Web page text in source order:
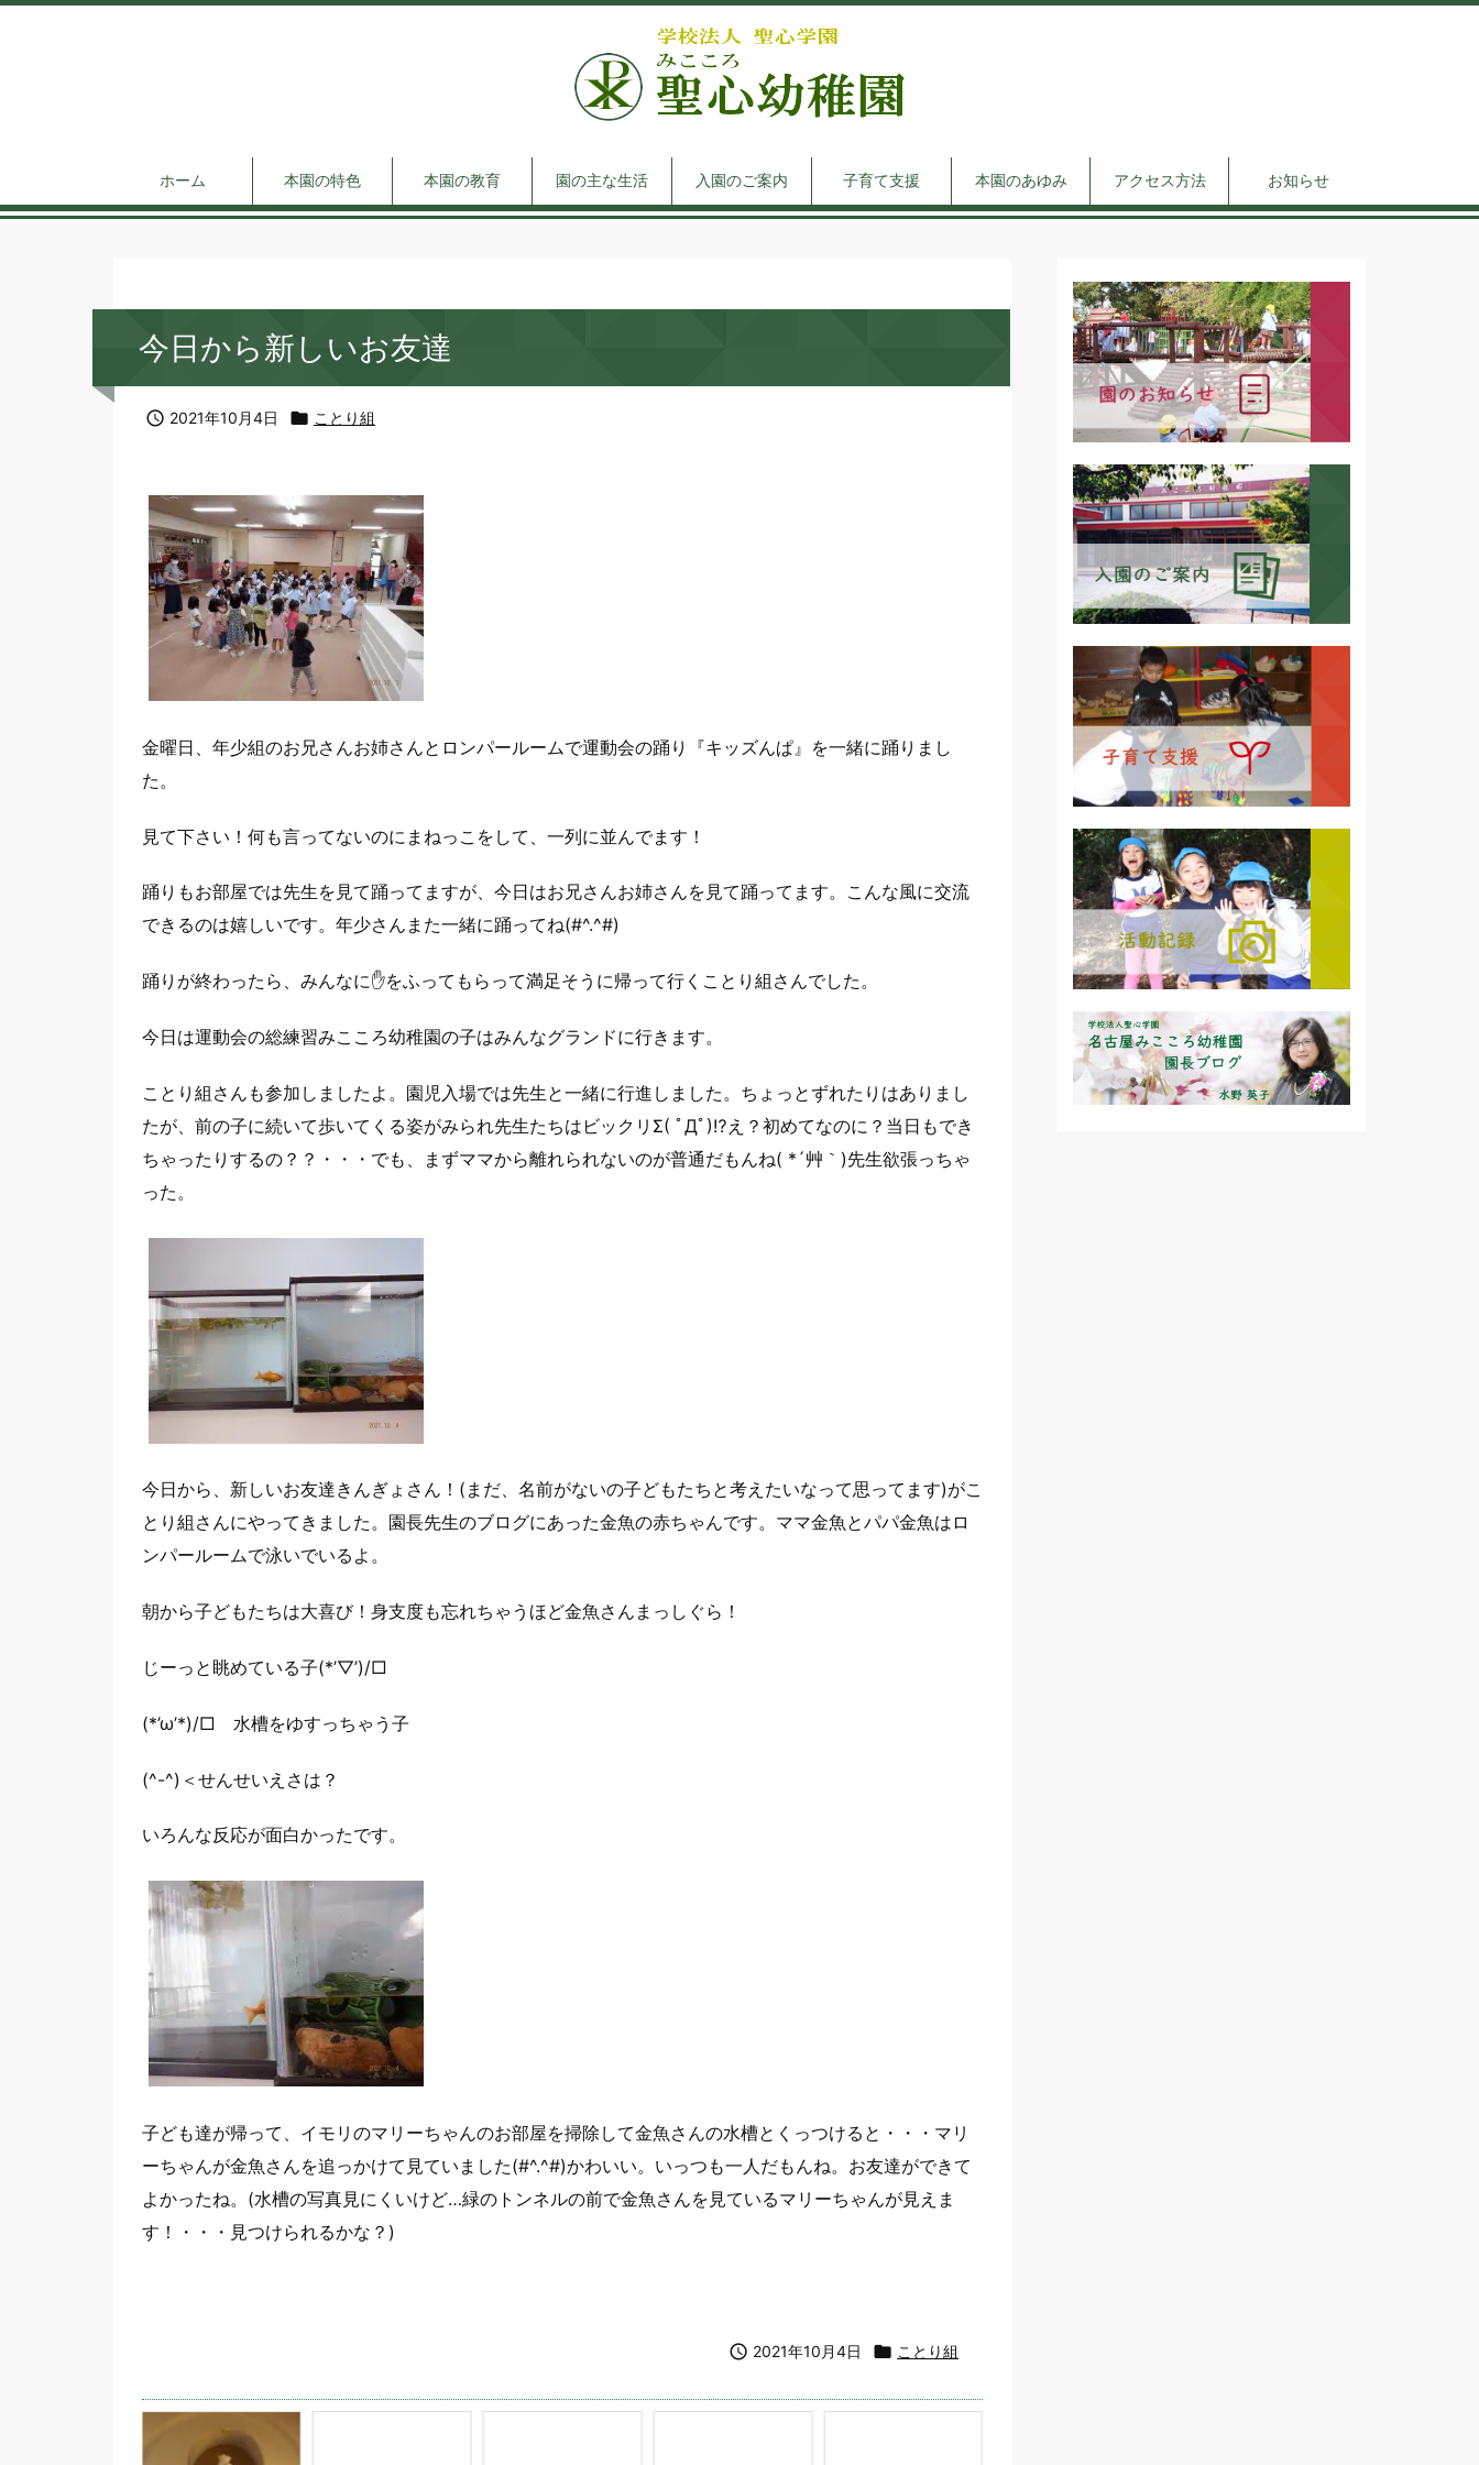
ホーム 本園の特色 本園の教育 園の主な生活 入園のご案内 子育て支援 本園のあゆみ アクセス方法 お知らせ
今日から新しいお友達
 2021年10月4日  ことり組
金曜日、年少組のお兄さんお姉さんとロンパールームで運動会の踊り『キッズんぱ』を一緒に踊りまし
た。
見て下さい！何も言ってないのにまねっこをして、一列に並んでます！
踊りもお部屋では先生を見て踊ってますが、今日はお兄さんお姉さんを見て踊ってます。こんな風に交流
できるのは嬉しいです。年少さんまた一緒に踊ってね(#^.^#)
踊りが終わったら、みんなに✋をふってもらって満足そうに帰って行くことり組さんでした。
今日は運動会の総練習みこころ幼稚園の子はみんなグランドに行きます。
ことり組さんも参加しましたよ。園児入場では先生と一緒に行進しました。ちょっとずれたりはありまし
たが、前の子に続いて歩いてくる姿がみられ先生たちはビックリΣ( ﾟДﾟ)⁉え？初めてなのに？当日もでき
ちゃったりするの？？・・・でも、まずママから離れられないのが普通だもんね( *´艸｀)先生欲張っちゃ
った。
今日から、新しいお友達きんぎょさん！(まだ、名前がないの子どもたちと考えたいなって思ってます)がこ
とり組さんにやってきました。園長先生のブログにあった金魚の赤ちゃんです。ママ金魚とパパ金魚はロ
ンパールームで泳いでいるよ。
朝から子どもたちは大喜び！身支度も忘れちゃうほど金魚さんまっしぐら！
じーっと眺めている子(*’▽’)/□
(*’ω’*)/□ 水槽をゆすっちゃう子
(^-^)＜せんせいえさは？
いろんな反応が面白かったです。
子ども達が帰って、イモリのマリーちゃんのお部屋を掃除して金魚さんの水槽とくっつけると・・・マリ
ーちゃんが金魚さんを追っかけて見ていました(#^.^#)かわいい。いっつも一人だもんね。お友達ができて
よかったね。(水槽の写真見にくいけど…緑のトンネルの前で金魚さんを見ているマリーちゃんが見えま
す！・・・見つけられるかな？)
 2021年10月4日  ことり組